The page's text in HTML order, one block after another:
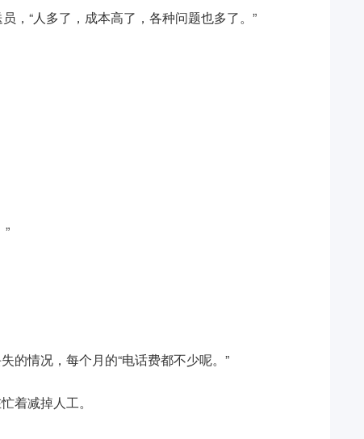
，“人多了，成本高了，各种问题也多了。”
的情况，每个月的“电话费都不少呢。”
着减掉人工。